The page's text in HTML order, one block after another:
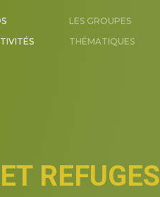
LES GROUPES
THÉMATIQUES
REFUGES